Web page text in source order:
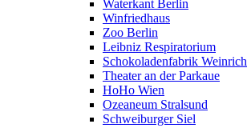
Waterkant Berlin
Winfriedhaus
Zoo Berlin
Leibniz Respiratorium
Schokoladenfabrik Weinrich
Theater an der Parkaue
HoHo Wien
Ozeaneum Stralsund
Schweiburger Siel